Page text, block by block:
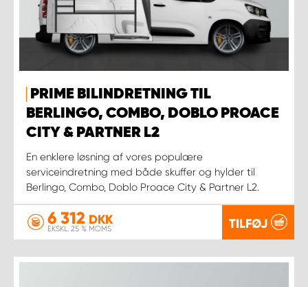
PRIME BILINDRETNING TIL
BERLINGO, COMBO, DOBLO PROACE
CITY & PARTNER L2
En enklere løsning af vores populære
serviceindretning med både skuffer og hylder til
Berlingo, Combo, Doblo Proace City & Partner L2.
6 312 DKK
EKSKL. 25 % MOMS TILFØJ